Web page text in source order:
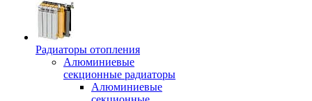
Радиаторы отопления
Алюминиевые
секционные радиаторы
Алюминиевые